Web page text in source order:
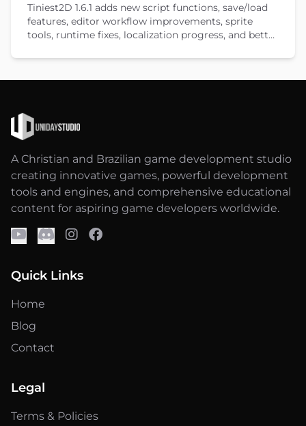
Tiniest2D 1.6.1 adds new script functions, save/load
features, editor workflow improvements, sprite
tools, runtime fixes, localization progress, and better
A Christian and Brazilian game development studio
creating innovative games, powerful development
tools and engines, and comprehensive educational
content for aspiring game developers worldwide.
Quick Links
Home
Blog
Contact
Legal
Terms & Policies